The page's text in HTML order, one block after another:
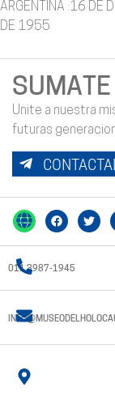
ARGENTINA :16 DE
DE 1955
SUMATE
Unite a nuestra
futuras
011 3987-1945